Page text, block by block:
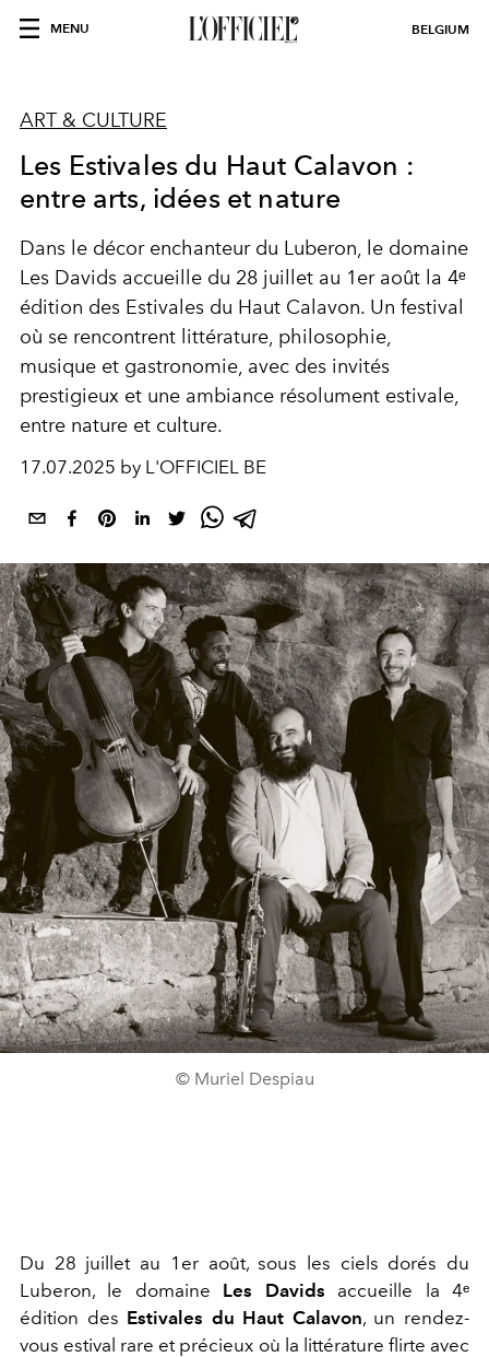
MENU BELGIUM
ART & CULTURE
Les Estivales du Haut Calavon :
entre arts, idées et nature
Dans le décor enchanteur du Luberon, le domaine
Les Davids accueille du 28 juillet au 1er août la 4ᵉ
édition des Estivales du Haut Calavon. Un festival
où se rencontrent littérature, philosophie,
musique et gastronomie, avec des invités
prestigieux et une ambiance résolument estivale,
entre nature et culture.
17.07.2025 by L'OFFICIEL BE
© Muriel Despiau
Du 28 juillet au 1er août, sous les ciels dorés du
Luberon, le domaine Les Davids accueille la 4ᵉ
édition des Estivales du Haut Calavon, un rendez-
vous estival rare et précieux où la littérature flirte avec